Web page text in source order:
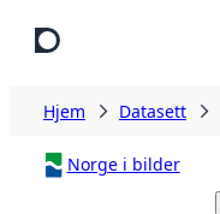
Hjem Datasett
Norge i bilder